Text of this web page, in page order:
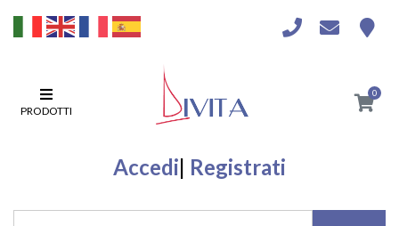
PRODOTTI
0
Accedi| Registrati